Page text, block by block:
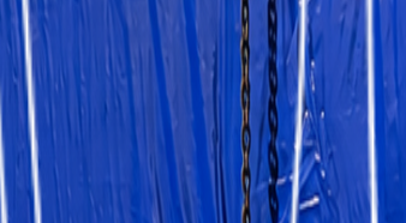
блистерно-картонажную линию для